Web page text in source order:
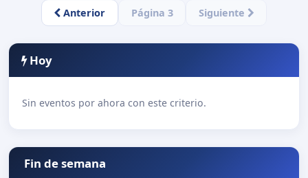
Anterior Página 3 Siguiente
Hoy
Sin eventos por ahora con este criterio.
Fin de semana